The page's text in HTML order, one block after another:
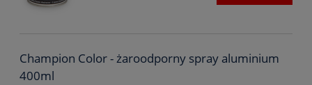
Champion Color - żaroodporny spray aluminium
400ml